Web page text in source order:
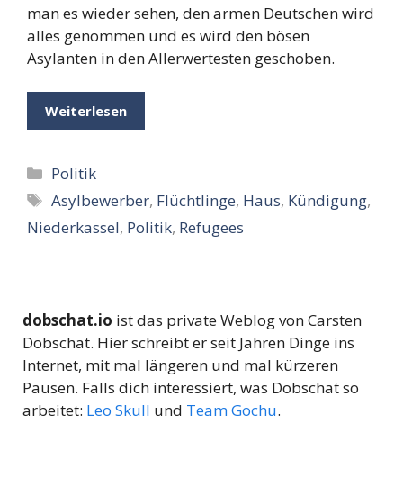
man es wieder sehen, den armen Deutschen wird
alles genommen und es wird den bösen
Asylanten in den Allerwertesten geschoben.
Weiterlesen
Kategorien
Politik
Schlagwörter
Asylbewerber, Flüchtlinge, Haus, Kündigung,
Niederkassel, Politik, Refugees
dobschat.io ist das private Weblog von Carsten
Dobschat. Hier schreibt er seit Jahren Dinge ins
Internet, mit mal längeren und mal kürzeren
Pausen. Falls dich interessiert, was Dobschat so
arbeitet: Leo Skull und Team Gochu.